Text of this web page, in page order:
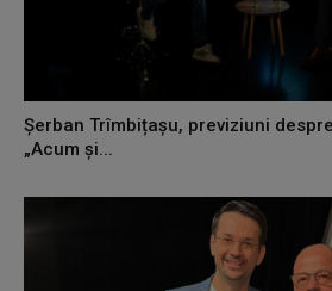
Șerban Trîmbițașu, previziuni
„Acum și...